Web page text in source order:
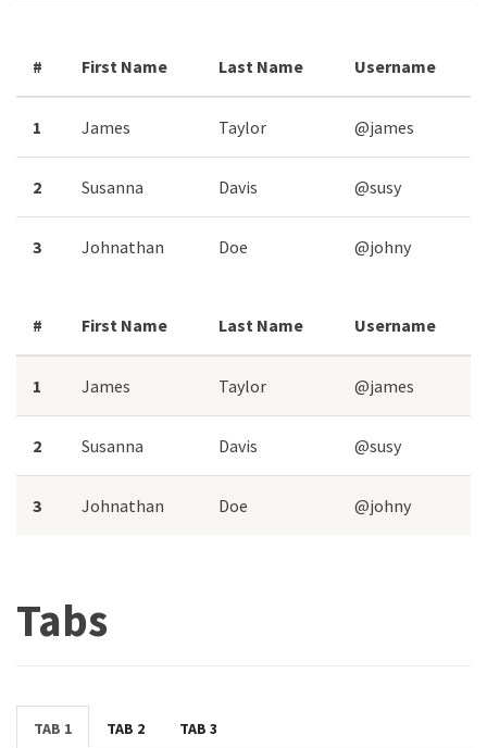
# First Name Last Name Username
1 James Taylor @james
2 Susanna Davis @susy
3 Johnathan Doe @johny
# First Name Last Name Username
1 James Taylor @james
2 Susanna Davis @susy
3 Johnathan Doe @johny
Tabs
TAB 1 TAB 2 TAB 3